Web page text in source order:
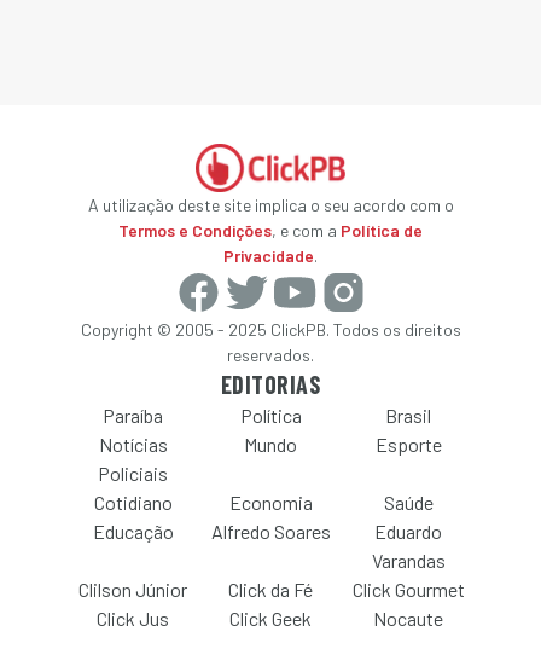
A utilização deste site implica o seu acordo com o
Termos e Condições, e com a Política de
Privacidade.
Copyright © 2005 - 2025 ClickPB. Todos os direitos
reservados.
EDITORIAS
Paraíba Política
Brasil
Notícias
Policiais
Mundo Esporte
Cotidiano Economia
Saúde
Educação
Alfredo Soares
Eduardo
Varandas
Clilson Júnior
Click da Fé
Click Gourmet
Click Jus
Click Geek Nocaute